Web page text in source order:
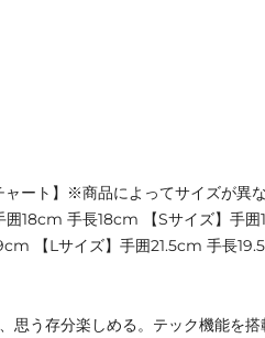
ャート】※商品によってサイズが異
囲18cm 手長18cm 【Sサイズ】手
【Lサイズ】手囲21.5cm 手長
思う存分楽しめる。テック機能を